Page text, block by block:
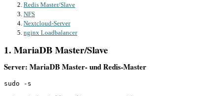
Redis Master/Slave
NFS
Nextcloud-Server
nginx Loadbalancer
1. MariaDB Master/Slave
Server: MariaDB Master- und Redis-Master
sudo -s